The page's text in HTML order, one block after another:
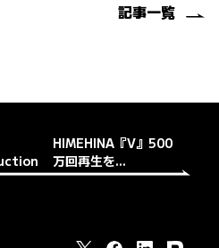
記事一覧
HIMEHINA『V』500
万回再生を...